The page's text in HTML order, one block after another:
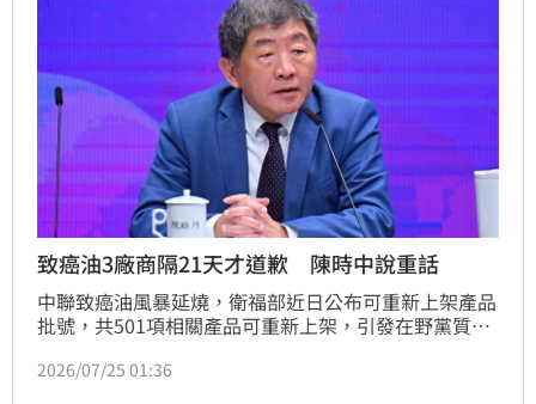
權。」
致癌油3廠商隔21天才道歉 陳時中說重話
中聯致癌油風暴延燒，衛福部近日公布可重新上架產品
批號，共501項相關產品可重新上架，引發在野黨質
府依法行政，但准予上架後還有很多問題，第一就是廠
2026/07/25 01:36